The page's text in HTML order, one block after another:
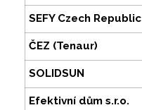
SEFY Czech Republic
ČEZ (Tenaur)
SOLIDSUN
Efektivní dům s.r.o.